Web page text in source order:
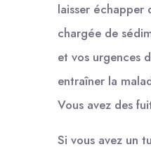
laisser échapper
chargée de
et vos urgences
entraîner la
Vous avez des
Si vous avez un